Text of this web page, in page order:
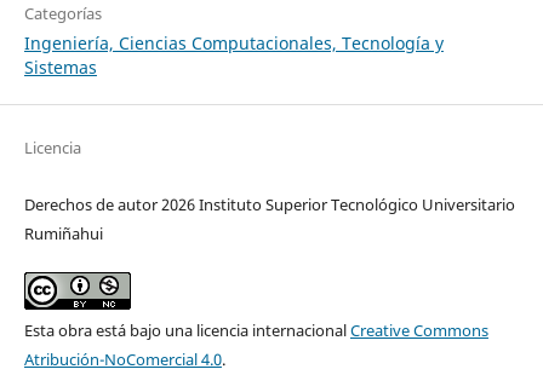
Categorías
Ingeniería, Ciencias Computacionales, Tecnología y
Sistemas
Licencia
Derechos de autor 2026 Instituto Superior Tecnológico Universitario
Rumiñahui
Esta obra está bajo una licencia internacionalCreative Commons
Atribución-NoComercial 4.0.